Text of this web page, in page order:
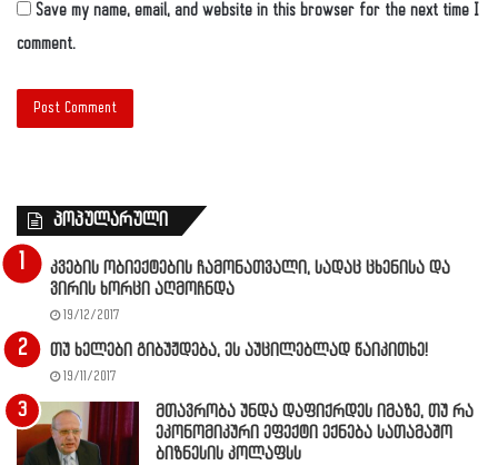
Save my name, email, and website in this browser for the next time I
comment.
პოპულარული
კვების ობიექტების ჩამონათვალი, სადაც ცხენისა და
ვირის ხორცი აღმოჩნდა
19/12/2017
თუ ხელები გიბუჟდება, ეს აუცილებლად წაიკითხე!
19/11/2017
მთავრობა უნდა დაფიქრდეს იმაზე, თუ რა
ეკონომიკური ეფექტი ექნება სათამაშო
ბიზნესის კოლაფსს